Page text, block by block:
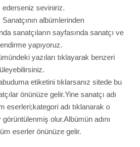
ederseniz seviniriz.
Sanatçının albümlerinden
sanatçıların sayfasında sanatçı ve
yapıyoruz.
yazıları tıklayarak benzeri
etiketini tıklarsanız sitede bu
önünüze gelir.Yine sanatçı adı
eserleri;kategori adı tıklanarak o
olur.Albümün adını
eserler önünüze gelir.